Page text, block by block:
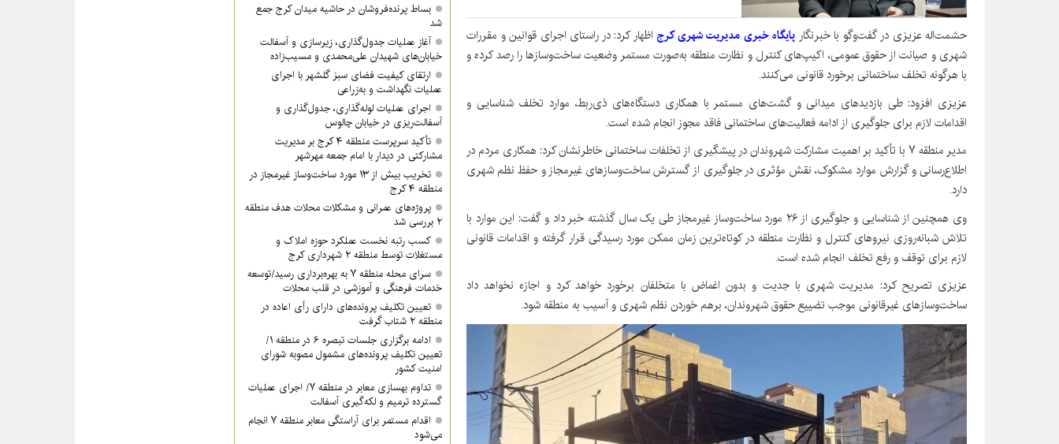
حشمت‌اله عزیزی در گفت‌وگو با خبرنگار پایگاه خبری مدیریت شهری کرج اظهار کرد: در راستای اجرای قوانین و مقررات
شهری و صیانت از حقوق عمومی، اکیپ‌های کنترل و نظارت منطقه به‌صورت مستمر وضعیت ساخت‌وسازها را رصد کرده و
با هرگونه تخلف ساختمانی برخورد قانونی می‌کنند.
عزیزی افزود: طی بازدیدهای میدانی و گشت‌های مستمر با همکاری دستگاه‌های ذی‌ربط، موارد تخلف شناسایی و
اقدامات لازم برای جلوگیری از ادامه فعالیت‌های ساختمانی فاقد مجوز انجام شده است.
مدیر منطقه ۷ با تأکید بر اهمیت مشارکت شهروندان در پیشگیری از تخلفات ساختمانی خاطرنشان کرد: همکاری مردم در
اطلاع‌رسانی و گزارش موارد مشکوک، نقش مؤثری در جلوگیری از گسترش ساخت‌وسازهای غیرمجاز و حفظ نظم شهری
دارد.
وی همچنین از شناسایی و جلوگیری از ۲۶ مورد ساخت‌وساز غیرمجاز طی یک سال گذشته خبر داد و گفت: این موارد با
تلاش شبانه‌روزی نیروهای کنترل و نظارت منطقه در کوتاه‌ترین زمان ممکن مورد رسیدگی قرار گرفته و اقدامات قانونی
لازم برای توقف و رفع تخلف انجام شده است.
عزیزی تصریح کرد: مدیریت شهری با جدیت و بدون اغماض با متخلفان برخورد خواهد کرد و اجازه نخواهد داد
ساخت‌وسازهای غیرقانونی موجب تضییع حقوق شهروندان، برهم خوردن نظم شهری و آسیب به منطقه شود.
بساط پرنده‌فروشان در حاشیه میدان کرج جمع
شد
آغاز عملیات جدول‌گذاری، زیرسازی و آسفالت
خیابان‌های شهیدان علی‌محمدی و مسیب‌زاده
ارتقای کیفیت فضای سبز گلشهر با اجرای
عملیات نگهداشت و به‌زراعی
اجرای عملیات لوله‌گذاری، جدول‌گذاری و
آسفالت‌ریزی در خیابان چالوس
تأکید سرپرست منطقه ۴ کرج بر مدیریت
مشارکتی در دیدار با امام جمعه مهرشهر
تخریب بیش از ۱۳ مورد ساخت‌وساز غیرمجاز در
منطقه ۴ کرج
پروژه‌های عمرانی و مشکلات محلات هدف منطقه
۲ بررسی شد
کسب رتبه نخست عملکرد حوزه املاک و
مستغلات توسط منطقه ۲ شهرداری کرج
سرای محله منطقه ۷ به بهره‌برداری رسید/توسعه
خدمات فرهنگی و آموزشی در قلب محلات
تعیین تکلیف پرونده‌های دارای رأی اعاده در
منطقه ۲ شتاب گرفت
ادامه برگزاری جلسات تبصره ۶ در منطقه ۱/
تعیین تکلیف پرونده‌های مشمول مصوبه شورای
امنیت کشور
تداوم بهسازی معابر در منطقه ۷/ اجرای عملیات
گسترده ترمیم و لکه‌گیری آسفالت
اقدام مستمر برای آراستگی معابر منطقه ۷ انجام
می‌شود